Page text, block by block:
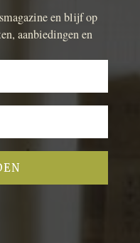
en blijf op
aanbiedingen en